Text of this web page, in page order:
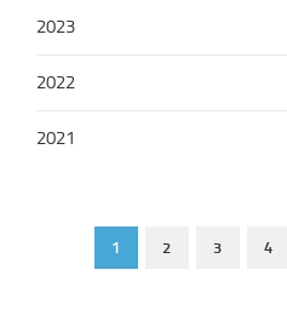
2023
2022
2021
1 2 3 4